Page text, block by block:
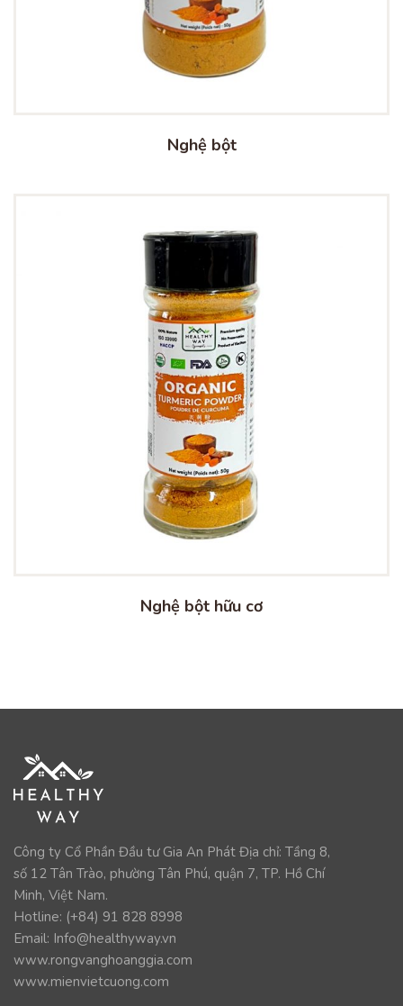
Nghệ bột
Nghệ bột hữu cơ
Công ty Cổ Phần Đầu tư Gia An Phát Địa chỉ: Tầng 8,
số 12 Tân Trào, phường Tân Phú, quận 7, TP. Hồ Chí
Minh, Việt Nam.
Hotline: (+84) 91 828 8998
Email: Info@healthyway.vn
www.rongvanghoanggia.com
www.mienvietcuong.com